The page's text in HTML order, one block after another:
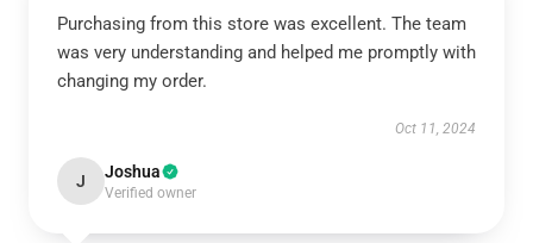
Purchasing from this store was excellent. The team
was very understanding and helped me promptly with
changing my order.
Oct 11, 2024
J Joshua
Verified owner